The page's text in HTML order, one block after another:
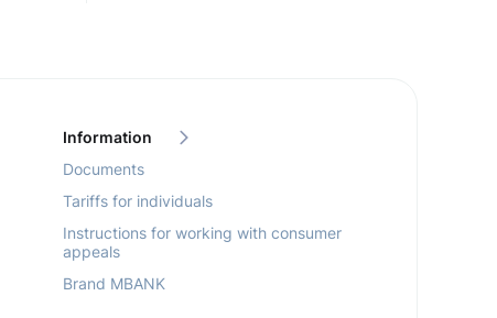
Information
Documents
Tariffs for individuals
Instructions for working with consumer
appeals
Brand MBANK